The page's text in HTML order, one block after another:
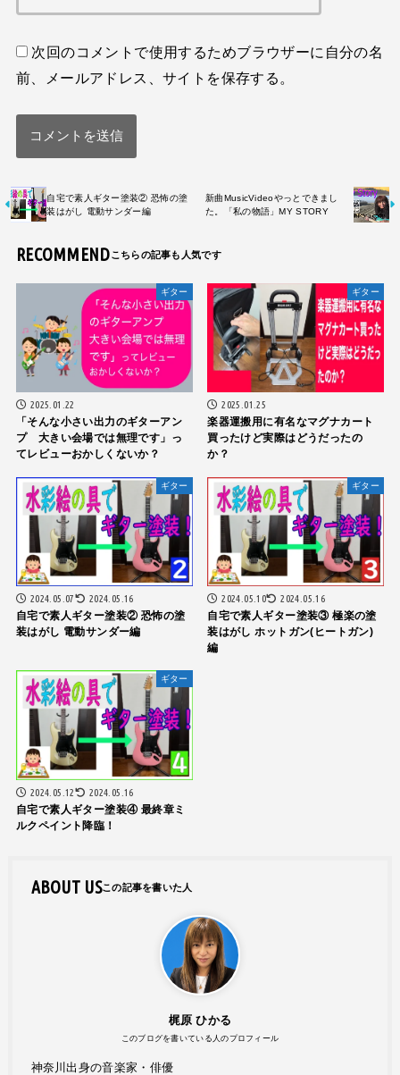
次回のコメントで使用するためブラウザーに自分の名
前、メールアドレス、サイトを保存する。
自宅で素人ギター塗装② 恐怖の塗
装はがし 電動サンダー編
新曲MusicVideoやっとできまし
た。「私の物語」MY STORY
RECOMMEND
ギター
2025.01.22
「そんな小さい出力のギターアン
プ 大きい会場では無理です」っ
てレビューおかしくないか？
ギター
2025.01.25
楽器運搬用に有名なマグナカート
買ったけど実際はどうだったの
か？
ギター
2024.05.07 2024.05.16
自宅で素人ギター塗装② 恐怖の塗
装はがし 電動サンダー編
ギター
2024.05.10 2024.05.16
自宅で素人ギター塗装③ 極楽の塗
装はがし ホットガン(ヒートガン)
編
ギター
2024.05.12 2024.05.16
自宅で素人ギター塗装④ 最終章ミ
ルクペイント降臨！
ABOUT US
梶原 ひかる
このブログを書いている人のプロフィール
神奈川出身の音楽家・俳優